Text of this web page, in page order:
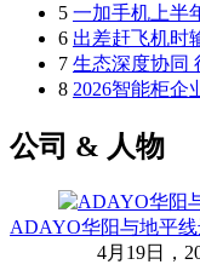
5 一加手机上半
6 出差赶飞机时
7 生态深度协同
8 2026智能柜企
公司 & 人物
ADAYO华阳与地平
4月19日，